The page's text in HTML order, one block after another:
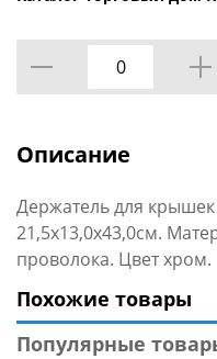
Описание
Держатель для
21,5x13,0x43,0см.
проволока. Цвет хром.
Похожие товары
Популярные